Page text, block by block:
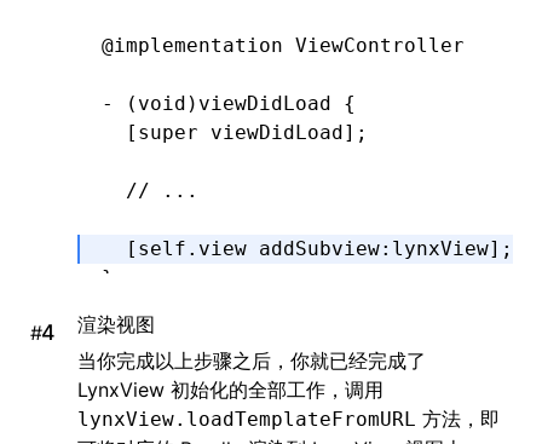
@implementation ViewController
- ( void ) viewDidLoad {
  [super
viewDidLoad];
  // ...
  [self.view
addSubview: lynxView];
}
@end
#
渲染视图
当你完成以上步骤之后，你就已经完成了
LynxView 初始化的全部工作，调用
lynxView.loadTemplateFromURL 方法，即